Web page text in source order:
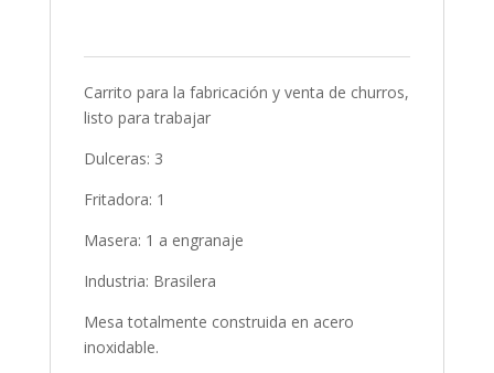
Carrito para la fabricación y venta de churros,
listo para trabajar
Dulceras: 3
Fritadora: 1
Masera: 1 a engranaje
Industria: Brasilera
Mesa totalmente construida en acero
inoxidable.